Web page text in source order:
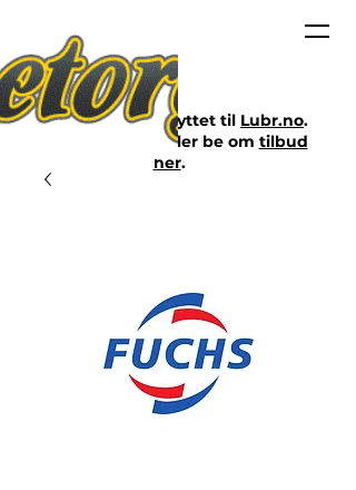
Nettbutikken er flyttet til Lubr.no.
Klikk på lenken eller be om tilbud
her.